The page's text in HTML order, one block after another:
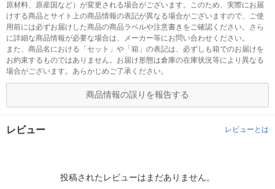
原材料、原産国など）が変更される場合がございます。このため、実際にお届
けする商品とサイト上の商品情報の表記が異なる場合がございますので、ご使
用前には必ずお届けした商品の商品ラベルや注意書きをご確認ください。さら
に詳細な商品情報が必要な場合は、メーカー等にお問い合わせください。
また、商品名における「セット」や「箱」の表記は、必ずしも箱でのお届けを
お約束するものではありません。お届け形態は倉庫の在庫状況等により異なる
場合がございます。あらかじめご了承ください。
商品情報の誤りを報告する
レビュー レビューとは
投稿されたレビューはまだありません。